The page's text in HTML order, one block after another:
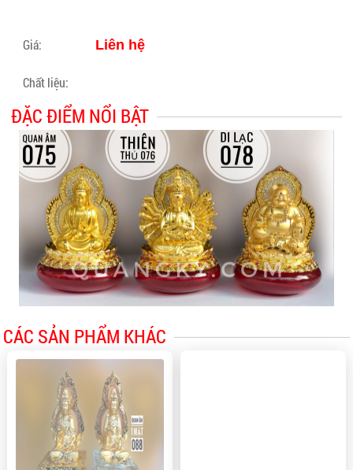
Giá: Liên hệ
Chất liệu:
ĐẶC ĐIỂM NỔI BẬT
CÁC SẢN PHẨM KHÁC